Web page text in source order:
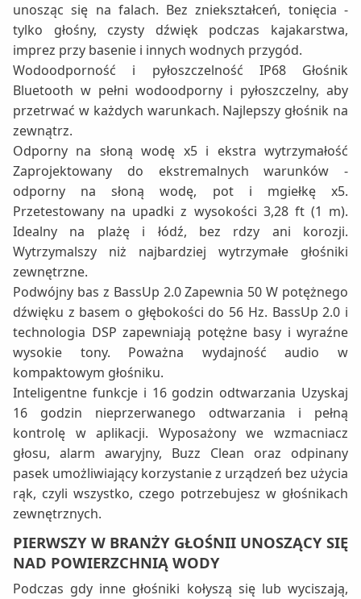
unosząc się na falach. Bez zniekształceń, tonięcia -
tylko głośny, czysty dźwięk podczas kajakarstwa,
imprez przy basenie i innych wodnych przygód.
Wodoodporność i pyłoszczelność IP68 Głośnik
Bluetooth w pełni wodoodporny i pyłoszczelny, aby
przetrwać w każdych warunkach. Najlepszy głośnik na
zewnątrz.
Odporny na słoną wodę x5 i ekstra wytrzymałość
Zaprojektowany do ekstremalnych warunków -
odporny na słoną wodę, pot i mgiełkę x5.
Przetestowany na upadki z wysokości 3,28 ft (1 m).
Idealny na plażę i łódź, bez rdzy ani korozji.
Wytrzymalszy niż najbardziej wytrzymałe głośniki
zewnętrzne.
Podwójny bas z BassUp 2.0 Zapewnia 50 W potężnego
dźwięku z basem o głębokości do 56 Hz. BassUp 2.0 i
technologia DSP zapewniają potężne basy i wyraźne
wysokie tony. Poważna wydajność audio w
kompaktowym głośniku.
Inteligentne funkcje i 16 godzin odtwarzania Uzyskaj
16 godzin nieprzerwanego odtwarzania i pełną
kontrolę w aplikacji. Wyposażony we wzmacniacz
głosu, alarm awaryjny, Buzz Clean oraz odpinany
pasek umożliwiający korzystanie z urządzeń bez użycia
rąk, czyli wszystko, czego potrzebujesz w głośnikach
zewnętrznych.
PIERWSZY W BRANŻY GŁOŚNII UNOSZĄCY SIĘ
NAD POWIERZCHNIĄ WODY
Podczas gdy inne głośniki kołyszą się lub wyciszają,